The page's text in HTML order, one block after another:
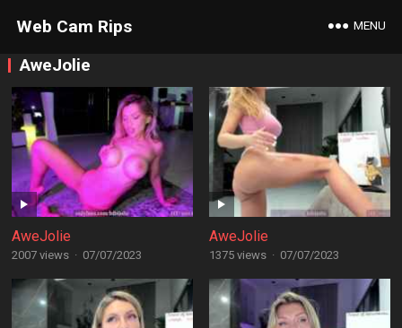
Web Cam Rips MENU
AweJolie
AweJolie
2007 views · 07/07/2023
AweJolie
1375 views · 07/07/2023